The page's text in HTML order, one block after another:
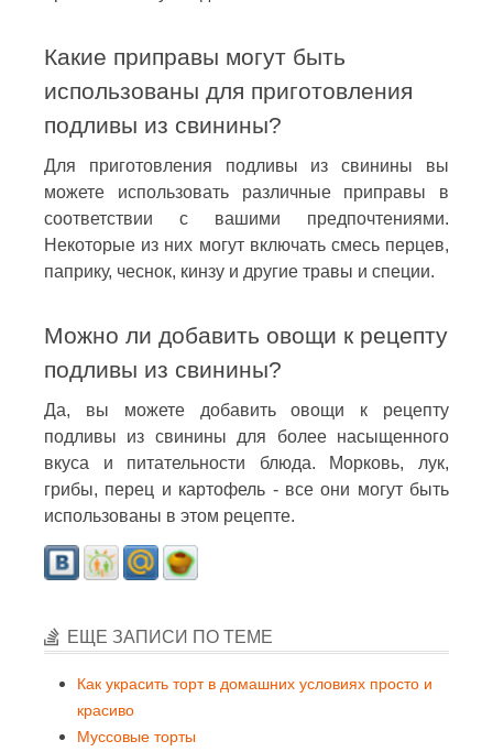
Какие приправы могут быть
использованы для приготовления
подливы из свинины?
Для приготовления подливы из свинины вы
можете использовать различные приправы в
соответствии с вашими предпочтениями.
Некоторые из них могут включать смесь перцев,
паприку, чеснок, кинзу и другие травы и специи.
Можно ли добавить овощи к рецепту
подливы из свинины?
Да, вы можете добавить овощи к рецепту
подливы из свинины для более насыщенного
вкуса и питательности блюда. Морковь, лук,
грибы, перец и картофель - все они могут быть
использованы в этом рецепте.
ЕЩЕ ЗАПИСИ ПО ТЕМЕ
Как украсить торт в домашних условиях просто и
красиво
Муссовые торты